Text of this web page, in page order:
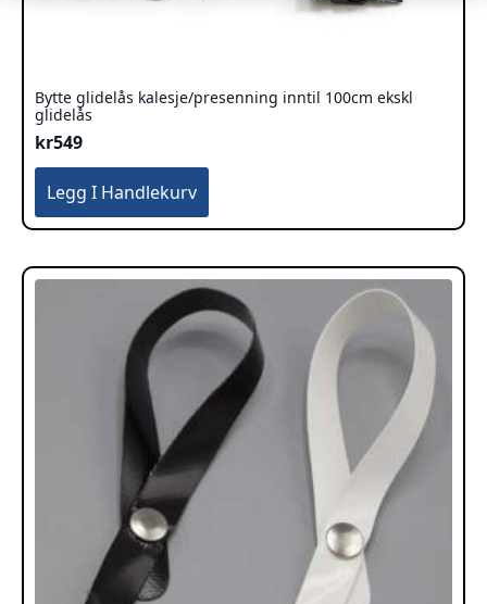
Bytte glidelås kalesje/presenning inntil 100cm ekskl
glidelås
kr549
Legg I Handlekurv